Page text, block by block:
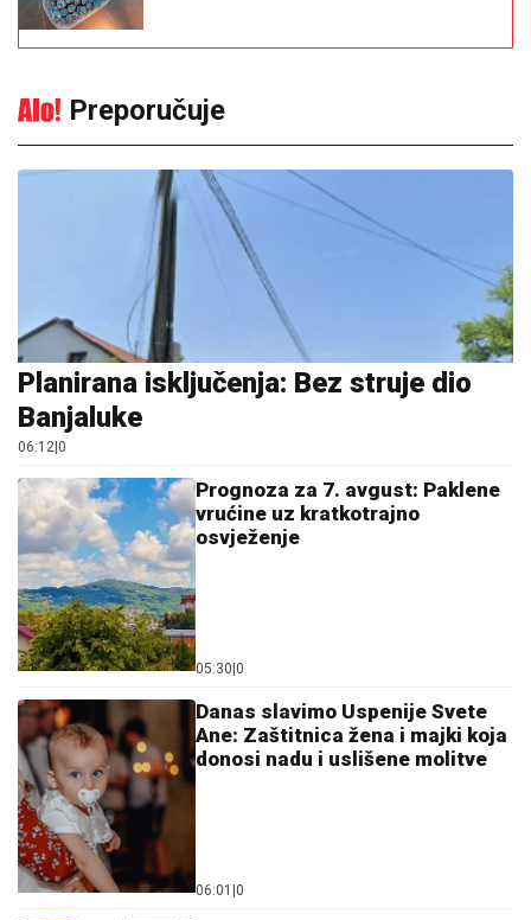
Preporučuje
Planirana isključenja: Bez struje dio
Banjaluke
06:12 0
Prognoza za 7. avgust: Paklene
vrućine uz kratkotrajno
osvježenje
05:30 0
Danas slavimo Uspenije Svete
Ane: Zaštitnica žena i majki koja
donosi nadu i uslišene molitve
06:01 0